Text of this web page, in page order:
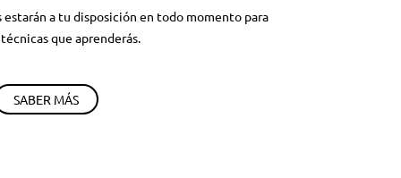
a tu disposición en todo momento para
que aprenderás.
SABER MÁS